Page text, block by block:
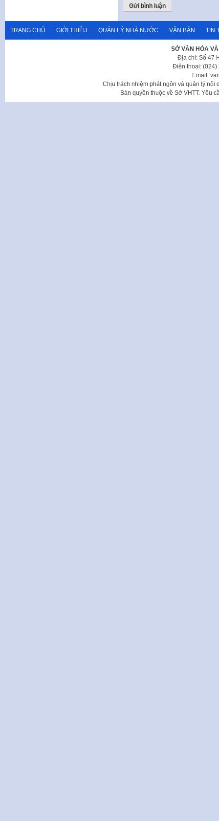
TRANG CHỦ GIỚI THIỆU QUẢN LÝ NHÀ NƯỚC VĂN BẢN TIN
SỞ VĂN HÓA
Địa chỉ: Số 47
Điện thoại: (024)
Email:
Chịu trách nhiệm phát ngôn và quản lý nội
Bản quyền thuộc về Sở VHTT. Yêu